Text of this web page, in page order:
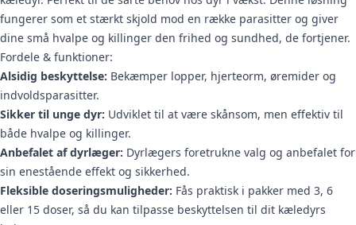
fungerer som et stærkt skjold mod en række parasitter og giver
dine små hvalpe og killinger den frihed og sundhed, de fortjener.
Fordele & funktioner:
Alsidig beskyttelse: Bekæmper lopper, hjerteorm, øremider og
indvoldsparasitter.
Sikker til unge dyr: Udviklet til at være skånsom, men effektiv til
både hvalpe og killinger.
Anbefalet af dyrlæger: Dyrlægers foretrukne valg og anbefalet for
sin enestående effekt og sikkerhed.
Fleksible doseringsmuligheder: Fås praktisk i pakker med 3, 6
eller 15 doser, så du kan tilpasse beskyttelsen til dit kæledyrs